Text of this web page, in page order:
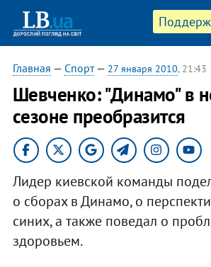
Главная — Спорт— 27 января 2010, 21:43
Шевченко: "Динамо" в
сезоне преобразится
Лидер киевской команды
о сборах в Динамо, о
синих, а также поведал о
здоровьем.